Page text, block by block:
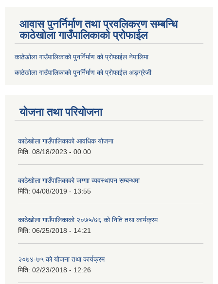
आवास पुनर्निर्माण तथा प्रवलिकरण सम्बन्धि
काठेखोला गाउँपालिकाको प्रोफाईल
काठेखोला गाउँपालिकाको पुनर्निर्माण को प्रोफाईल नेपालिमा
काठेखोला गाउँपालिकाको पुनर्निर्माण को प्रोफाईल अङ्ग्रेजी
योजना तथा परियोजना
काठेखोला गाउँपालिकाको आवधिक योजना
मिति: 08/18/2023 - 00:00
काठेखोला गाउँपालिकाको जग्गाा व्यवस्थापन सम्बन्धमा
मिति: 04/08/2019 - 13:55
काठेखोला गाउँपालिकाको २०७५/७६ को निति तथा कार्यक्रम
मिति: 06/25/2018 - 14:21
२०७४-७५ को योजना तथा कार्यक्रम
मिति: 02/23/2018 - 12:26